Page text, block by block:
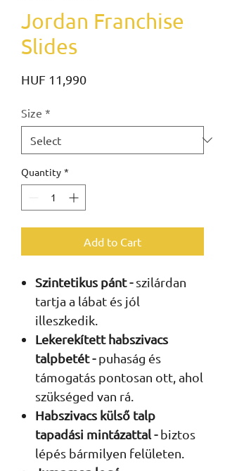
Jordan Franchise
Slides
HUF 11,990Price
Size *
Quantity *
Add to Cart
Szintetikus pánt -szilárdan
tartja a lábat és jól
illeszkedik.
Lekerekített habszivacs
talpbetét -puhaság és
támogatás pontosan ott, ahol
szükséged van rá.
Habszivacs külső talp
tapadási mintázattal -biztos
lépés bármilyen felületen.